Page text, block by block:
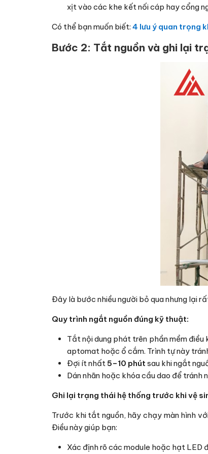
xịt vào các khe kết nối cáp hay cổng
Có thể bạn muốn biết: 4 lưu ý quan trọng
Bước 2: Tắt nguồn và ghi lại
Đây là bước nhiều người bỏ qua nhưng lại
Quy trình ngắt nguồn đúng kỹ thuật:
Tắt nội dung phát trên phần mềm
aptomat hoặc ổ cắm. Trình tự này
Đợi ít nhất5–10 phút sau khi ngắt
Dán nhãn hoặc khóa cầu dao để
Ghi lại trạng thái hệ thống trước khi vệ
Trước khi tắt nguồn, hãy chạy màn hình
Điều này giúp bạn:
Xác định rõ các module hoặc hạt LED